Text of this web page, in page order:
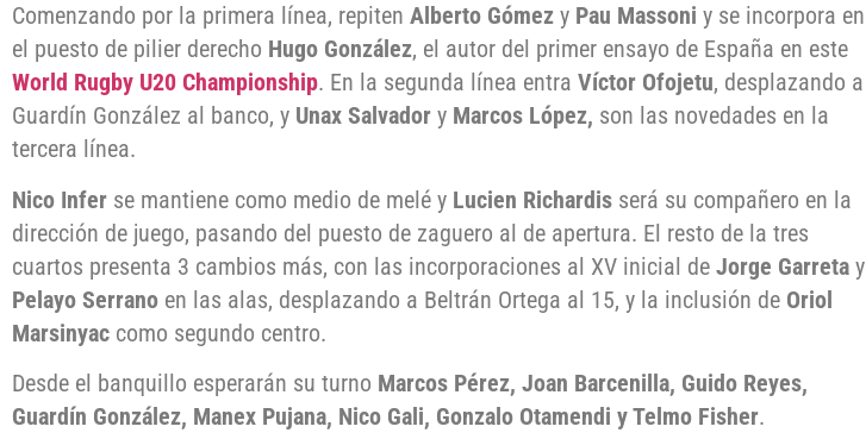
Comenzando por la primera línea, repiten Alberto Gómez y Pau Massoni y se incorpora en
el puesto de pilier derecho Hugo González, el autor del primer ensayo de España en este
World Rugby U20 Championship. En la segunda línea entra Víctor Ofojetu, desplazando a
Guardín González al banco, y Unax Salvador y Marcos López, son las novedades en la
tercera línea.
Nico Infer se mantiene como medio de melé y Lucien Richardis será su compañero en la
dirección de juego, pasando del puesto de zaguero al de apertura. El resto de la tres
cuartos presenta 3 cambios más, con las incorporaciones al XV inicial de Jorge Garreta y
Pelayo Serrano en las alas, desplazando a Beltrán Ortega al 15, y la inclusión de Oriol
Marsinyac como segundo centro.
Desde el banquillo esperarán su turno Marcos Pérez, Joan Barcenilla, Guido Reyes,
Guardín González, Manex Pujana, Nico Gali, Gonzalo Otamendi y Telmo Fisher.